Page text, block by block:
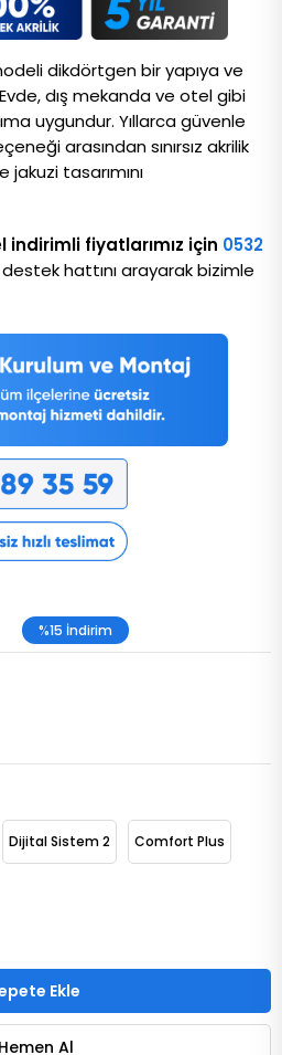
dikdörtgen bir yapıya ve
dış mekanda ve otel gibi
uygundur. Yıllarca güvenle
arasından sınırsız akrilik
tasarımını
indirimli fiyatlarımız için 0532
destek hattını arayarak bizimle
%15 İndirim
Dijital Sistem 2 Comfort Plus